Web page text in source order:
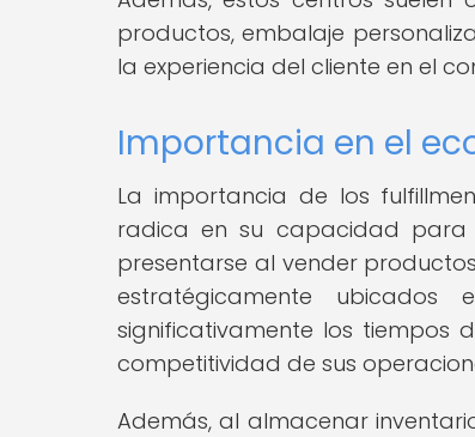
productos, embalaje
la experiencia del cliente en el
Importancia en el
La importancia de los
radica en su capacidad para
presentarse al vender
estratégicamente ubicados
significativamente los tiempos
competitividad de sus
Además, al almacenar